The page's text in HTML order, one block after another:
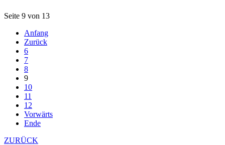
Seite 9 von 13
Anfang
Zurück
6
7
8
9
10
11
12
Vorwärts
Ende
ZURÜCK